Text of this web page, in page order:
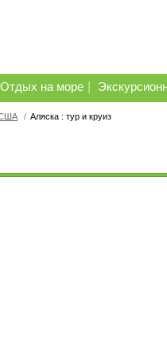
Отдых на море
США / Аляска : тур и круиз